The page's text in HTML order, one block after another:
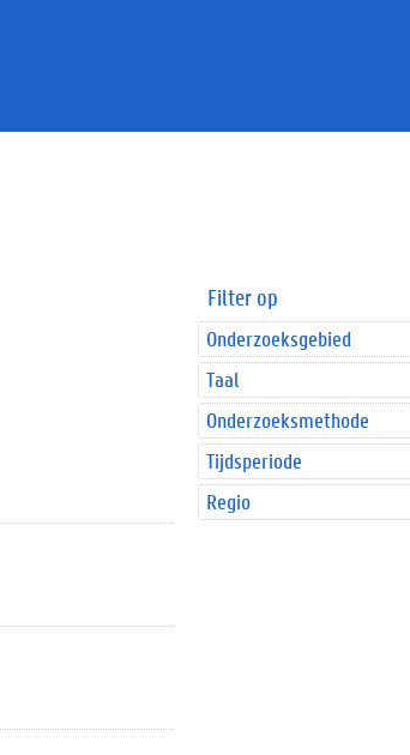
Filter op
Onderzoeksgebied
Taal
Onderzoeksmethode
Tijdsperiode
Regio